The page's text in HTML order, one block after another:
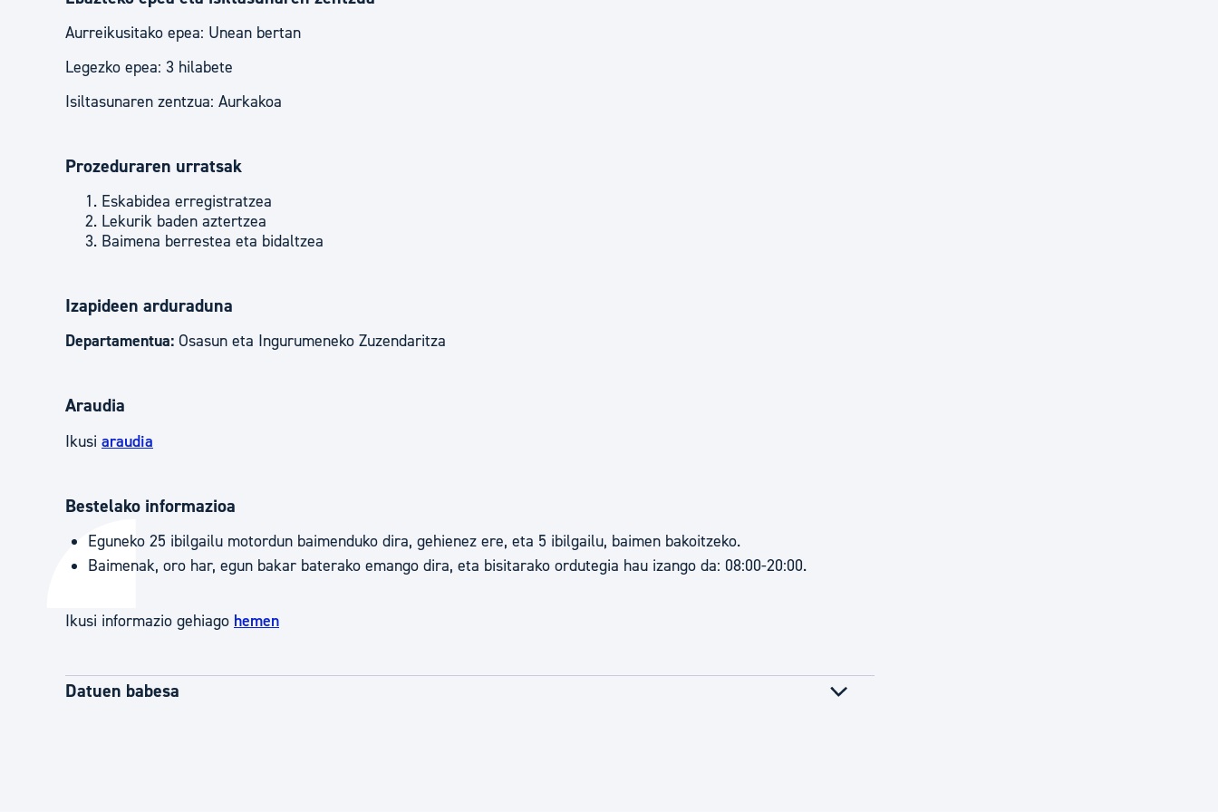
Aurreikusitako epea: Unean bertan
Legezko epea: 3 hilabete
Isiltasunaren zentzua: Aurkakoa
Prozeduraren urratsak
Eskabidea erregistratzea
Lekurik baden aztertzea
Baimena berrestea eta bidaltzea
Izapideen arduraduna
Departamentua: Osasun eta Ingurumeneko Zuzendaritza
Araudia
Ikusi araudia
Bestelako informazioa
Eguneko 25 ibilgailu motordun baimenduko dira, gehienez ere, eta 5 ibilgailu, baimen bakoitzeko.
Baimenak, oro har, egun bakar baterako emango dira, eta bisitarako ordutegia hau izango da: 08:00-20:00.
Ikusi informazio gehiago hemen
Datuen babesa